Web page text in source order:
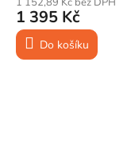
1 395 Kč
Do košíku